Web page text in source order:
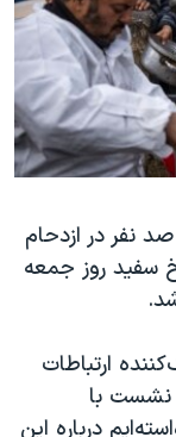
نفر در ازدحام
سفید روز جمعه
ارتباطات
نشست با
درباره این